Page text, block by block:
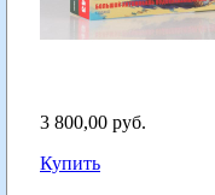
3 800,00 руб.
Купить